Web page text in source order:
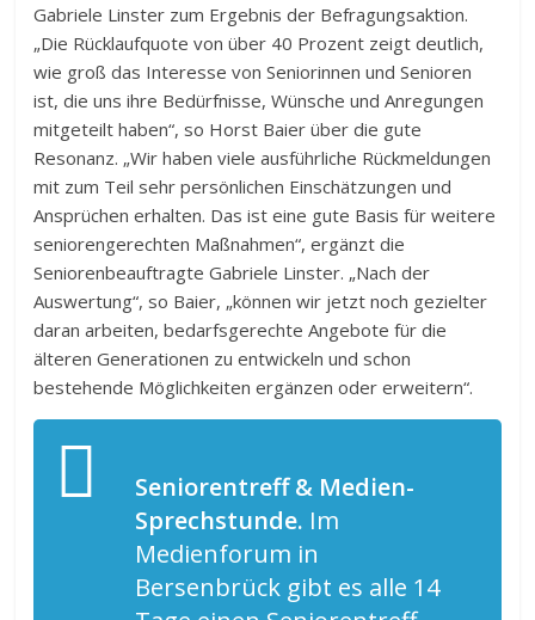
Gabriele Linster zum Ergebnis der Befragungsaktion.
„Die Rücklaufquote von über 40 Prozent zeigt deutlich,
wie groß das Interesse von Seniorinnen und Senioren
ist, die uns ihre Bedürfnisse, Wünsche und Anregungen
mitgeteilt haben“, so Horst Baier über die gute
Resonanz. „Wir haben viele ausführliche Rückmeldungen
mit zum Teil sehr persönlichen Einschätzungen und
Ansprüchen erhalten. Das ist eine gute Basis für weitere
seniorengerechten Maßnahmen“, ergänzt die
Seniorenbeauftragte Gabriele Linster. „Nach der
Auswertung“, so Baier, „können wir jetzt noch gezielter
daran arbeiten, bedarfsgerechte Angebote für die
älteren Generationen zu entwickeln und schon
bestehende Möglichkeiten ergänzen oder erweitern“.
Seniorentreff & Medien-
Sprechstunde. Im
Medienforum in
Bersenbrück gibt es alle 14